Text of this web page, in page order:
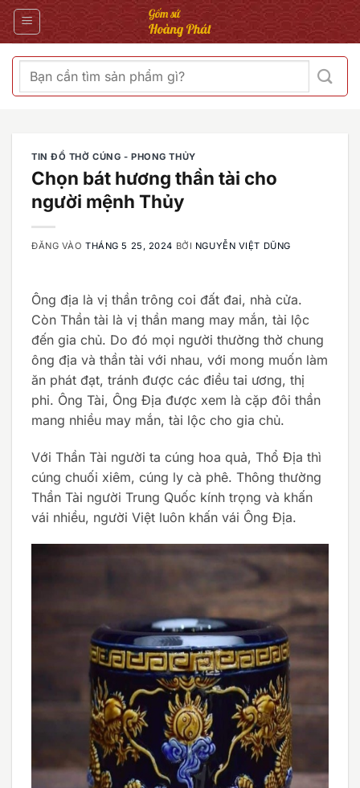
Bỏ
qua
Tìm
kiếm:
TIN ĐỒ THỜ CÚNG - PHONG THỦY
Chọn bát hương thần tài cho
người mệnh Thủy
ĐĂNG VÀOTHÁNG 5 25, 2024 BỞI NGUYỄN VIỆT DŨNG
Ông địa là vị thần trông coi đất đai, nhà cửa.
Còn Thần tài là vị thần mang may mắn, tài lộc
đến gia chủ. Do đó mọi người thường thờ chung
ông địa và thần tài với nhau, với mong muốn làm
ăn phát đạt, tránh được các điều tai ương, thị
phi. Ông Tài, Ông Địa được xem là cặp đôi thần
mang nhiều may mắn, tài lộc cho gia chủ.
Với Thần Tài người ta cúng hoa quả, Thổ Địa thì
cúng chuối xiêm, cúng ly cà phê. Thông thường
Thần Tài người Trung Quốc kính trọng và khấn
vái nhiều, người Việt luôn khấn vái Ông Địa.